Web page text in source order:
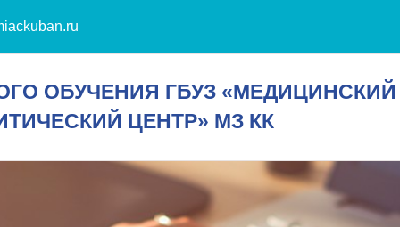
ОБУЧЕНИЯ ГБУЗ «МЕДИЦИНСКИЙ
ЦЕНТР» МЗ КК